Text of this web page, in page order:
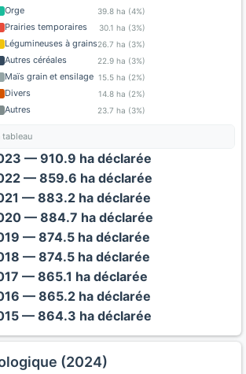
Orge 39.8 ha (4%)
Prairies temporaires 30.1 ha (3%)
Légumineuses à grains26.7 ha (3%)
Autres céréales 22.9 ha (3%)
Maïs grain et ensilage 15.5 ha (2%)
Divers 14.8 ha (2%)
Autres 23.7 ha (3%)
tableau
— 910.9 ha déclarée
— 859.6 ha déclarée
— 883.2 ha déclarée
— 884.7 ha déclarée
— 874.5 ha déclarée
— 874.5 ha déclarée
— 865.1 ha déclarée
— 865.2 ha déclarée
— 864.3 ha déclarée
(2024)